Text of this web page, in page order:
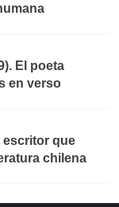
El poeta
en verso
escritor que
chilena